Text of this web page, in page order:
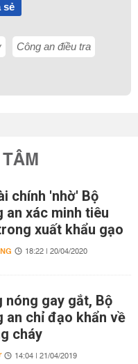
sẻ
Công an điều tra
chính 'nhờ' Bộ
an xác minh tiêu
xuất khẩu gạo
18:22 | 20/04/2020
nóng gay gắt, Bộ
an chỉ đạo khẩn về
cháy
14:04 | 21/04/2019